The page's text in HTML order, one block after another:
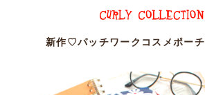
新作♡パッチワークコスメポーチ